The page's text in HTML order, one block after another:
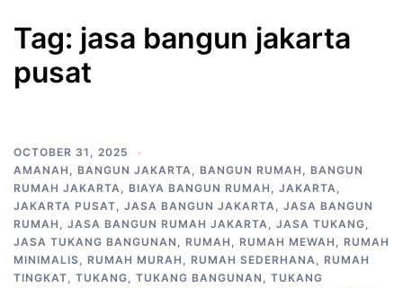
Tag: jasa bangun jakarta
pusat
OCTOBER 31, 2025
AMANAH , BANGUN JAKARTA, BANGUN RUMAH , BANGUN
RUMAH JAKARTA, BIAYA BANGUN RUMAH , JAKARTA,
JAKARTA PUSAT, JASA BANGUN JAKARTA, JASA BANGUN
RUMAH , JASA BANGUN RUMAH JAKARTA, JASA TUKANG,
JASA TUKANG BANGUNAN , RUMAH , RUMAH MEWAH , RUMAH
MINIMALIS, RUMAH MURAH , RUMAH SEDERHANA, RUMAH
TINGKAT, TUKANG, TUKANG BANGUNAN , TUKANG